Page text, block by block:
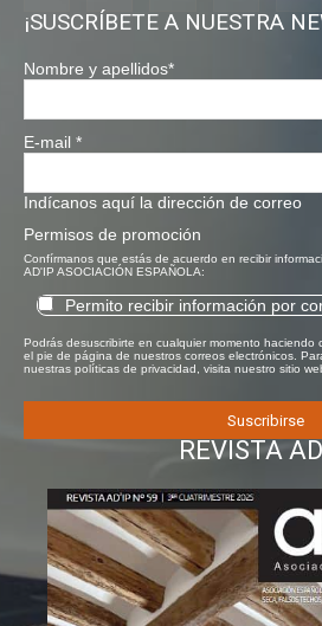
¡SUSCRÍBETE A NUESTRA
Nombre y apellidos*
E-mail *
Indícanos aquí la dirección de correo
Permisos de promoción
Confírmanos que estás de acuerdo en recibir
AD'IP ASOCIACIÓN ESPAÑOLA:
Permito recibir información por
Podrás desuscribirte en cualquier momento haciendo
el pie de página de nuestros correos electrónicos.
nuestras políticas de privacidad, visita nuestro sitio
REVISTA